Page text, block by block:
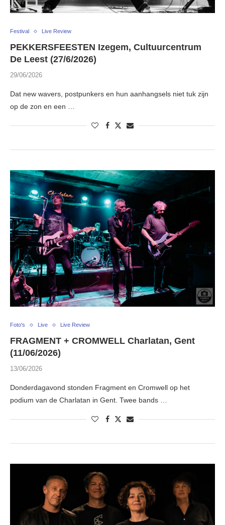
Festival Live Review
PEKKERSFEESTEN Izegem, Cultuurcentrum
De Leest (27/6/2026)
29/06/2026
Dat new wavers, postpunkers en hun aanhangsels niet tuk zijn
op de zon en een …
Foto's Live Live Review
FRAGMENT + CROMWELL Charlatan, Gent
(11/06/2026)
13/06/2026
Donderdagavond stonden Fragment en Cromwell op het
podium van de Charlatan in Gent. Twee bands …